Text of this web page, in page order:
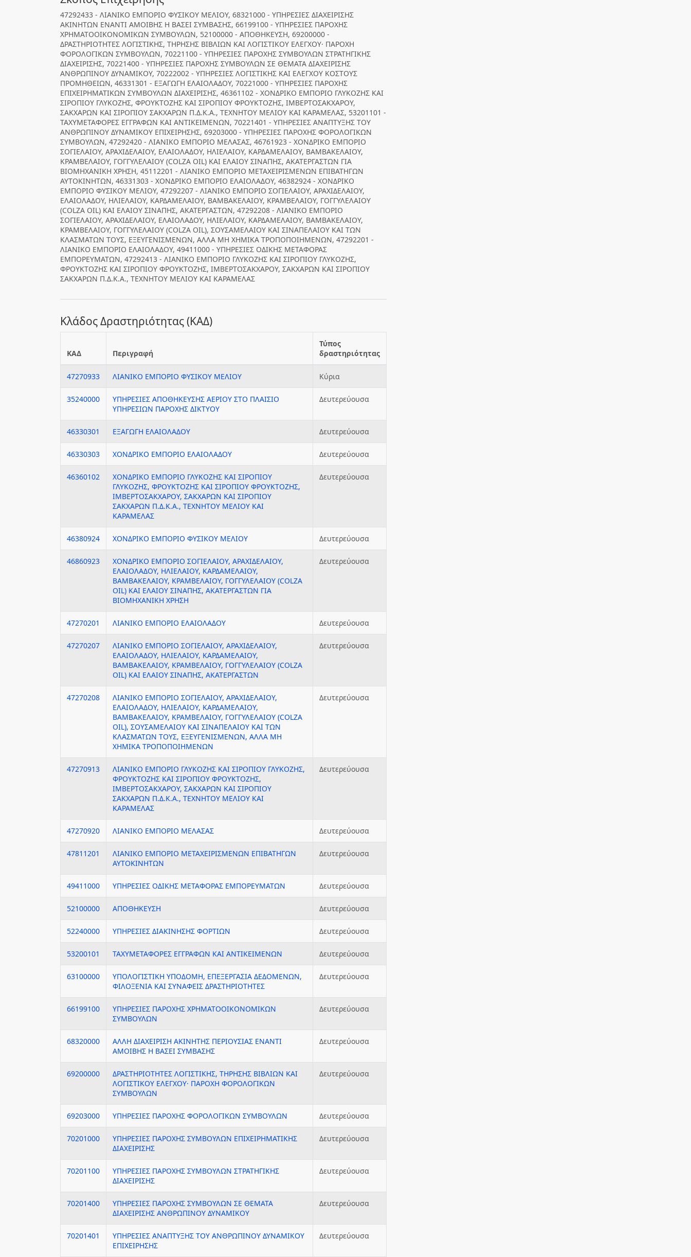
47292433 - ΛΙΑΝΙΚΟ ΕΜΠΟΡΙΟ ΦΥΣΙΚΟΥ ΜΕΛΙΟΥ, 68321000 - ΥΠΗΡΕΣΙΕΣ ΔΙΑΧΕΙΡΙΣΗΣ
ΑΚΙΝΗΤΩΝ ΕΝΑΝΤΙ ΑΜΟΙΒΗΣ Η ΒΑΣΕΙ ΣΥΜΒΑΣΗΣ, 66199100 - ΥΠΗΡΕΣΙΕΣ ΠΑΡΟΧΗΣ
ΧΡΗΜΑΤΟΟΙΚΟΝΟΜΙΚΩΝ ΣΥΜΒΟΥΛΩΝ, 52100000 - ΑΠΟΘΗΚΕΥΣΗ, 69200000 -
ΔΡΑΣΤΗΡΙΟΤΗΤΕΣ ΛΟΓΙΣΤΙΚΗΣ, ΤΗΡΗΣΗΣ ΒΙΒΛΙΩΝ ΚΑΙ ΛΟΓΙΣΤΙΚΟΥ ΕΛΕΓΧΟΥ· ΠΑΡΟΧΗ
ΦΟΡΟΛΟΓΙΚΩΝ ΣΥΜΒΟΥΛΩΝ, 70221100 - ΥΠΗΡΕΣΙΕΣ ΠΑΡΟΧΗΣ ΣΥΜΒΟΥΛΩΝ ΣΤΡΑΤΗΓΙΚΗΣ
ΔΙΑΧΕΙΡΙΣΗΣ, 70221400 - ΥΠΗΡΕΣΙΕΣ ΠΑΡΟΧΗΣ ΣΥΜΒΟΥΛΩΝ ΣΕ ΘΕΜΑΤΑ ΔΙΑΧΕΙΡΙΣΗΣ
ΑΝΘΡΩΠΙΝΟΥ ΔΥΝΑΜΙΚΟΥ, 70222002 - ΥΠΗΡΕΣΙΕΣ ΛΟΓΙΣΤΙΚΗΣ ΚΑΙ ΕΛΕΓΧΟΥ ΚΟΣΤΟΥΣ
ΠΡΟΜΗΘΕΙΩΝ, 46331301 - ΕΞΑΓΩΓΗ ΕΛΑΙΟΛΑΔΟΥ, 70221000 - ΥΠΗΡΕΣΙΕΣ ΠΑΡΟΧΗΣ
ΕΠΙΧΕΙΡΗΜΑΤΙΚΩΝ ΣΥΜΒΟΥΛΩΝ ΔΙΑΧΕΙΡΙΣΗΣ, 46361102 - ΧΟΝΔΡΙΚΟ ΕΜΠΟΡΙΟ ΓΛΥΚΟΖΗΣ ΚΑΙ
ΣΙΡΟΠΙΟΥ ΓΛΥΚΟΖΗΣ, ΦΡΟΥΚΤΟΖΗΣ ΚΑΙ ΣΙΡΟΠΙΟΥ ΦΡΟΥΚΤΟΖΗΣ, ΙΜΒΕΡΤΟΣΑΚΧΑΡΟΥ,
ΣΑΚΧΑΡΩΝ ΚΑΙ ΣΙΡΟΠΙΟΥ ΣΑΚΧΑΡΩΝ Π.Δ.Κ.Α., ΤΕΧΝΗΤΟΥ ΜΕΛΙΟΥ ΚΑΙ ΚΑΡΑΜΕΛΑΣ, 53201101 -
ΤΑΧΥΜΕΤΑΦΟΡΕΣ ΕΓΓΡΑΦΩΝ ΚΑΙ ΑΝΤΙΚΕΙΜΕΝΩΝ, 70221401 - ΥΠΗΡΕΣΙΕΣ ΑΝΑΠΤΥΞΗΣ ΤΟΥ
ΑΝΘΡΩΠΙΝΟΥ ΔΥΝΑΜΙΚΟΥ ΕΠΙΧΕΙΡΗΣΗΣ, 69203000 - ΥΠΗΡΕΣΙΕΣ ΠΑΡΟΧΗΣ ΦΟΡΟΛΟΓΙΚΩΝ
ΣΥΜΒΟΥΛΩΝ, 47292420 - ΛΙΑΝΙΚΟ ΕΜΠΟΡΙΟ ΜΕΛΑΣΑΣ, 46761923 - ΧΟΝΔΡΙΚΟ ΕΜΠΟΡΙΟ
ΣΟΓΙΕΛΑΙΟΥ, ΑΡΑΧΙΔΕΛΑΙΟΥ, ΕΛΑΙΟΛΑΔΟΥ, ΗΛΙΕΛΑΙΟΥ, ΚΑΡΔΑΜΕΛΑΙΟΥ, ΒΑΜΒΑΚΕΛΑΙΟΥ,
ΚΡΑΜΒΕΛΑΙΟΥ, ΓΟΓΓΥΛΕΛΑΙΟΥ (COLZA OIL) ΚΑΙ ΕΛΑΙΟΥ ΣΙΝΑΠΗΣ, ΑΚΑΤΕΡΓΑΣΤΩΝ ΓΙΑ
ΒΙΟΜΗΧΑΝΙΚΗ ΧΡΗΣΗ, 45112201 - ΛΙΑΝΙΚΟ ΕΜΠΟΡΙΟ ΜΕΤΑΧΕΙΡΙΣΜΕΝΩΝ ΕΠΙΒΑΤΗΓΩΝ
ΑΥΤΟΚΙΝΗΤΩΝ, 46331303 - ΧΟΝΔΡΙΚΟ ΕΜΠΟΡΙΟ ΕΛΑΙΟΛΑΔΟΥ, 46382924 - ΧΟΝΔΡΙΚΟ
ΕΜΠΟΡΙΟ ΦΥΣΙΚΟΥ ΜΕΛΙΟΥ, 47292207 - ΛΙΑΝΙΚΟ ΕΜΠΟΡΙΟ ΣΟΓΙΕΛΑΙΟΥ, ΑΡΑΧΙΔΕΛΑΙΟΥ,
ΕΛΑΙΟΛΑΔΟΥ, ΗΛΙΕΛΑΙΟΥ, ΚΑΡΔΑΜΕΛΑΙΟΥ, ΒΑΜΒΑΚΕΛΑΙΟΥ, ΚΡΑΜΒΕΛΑΙΟΥ, ΓΟΓΓΥΛΕΛΑΙΟΥ
(COLZA OIL) ΚΑΙ ΕΛΑΙΟΥ ΣΙΝΑΠΗΣ, ΑΚΑΤΕΡΓΑΣΤΩΝ, 47292208 - ΛΙΑΝΙΚΟ ΕΜΠΟΡΙΟ
ΣΟΓΙΕΛΑΙΟΥ, ΑΡΑΧΙΔΕΛΑΙΟΥ, ΕΛΑΙΟΛΑΔΟΥ, ΗΛΙΕΛΑΙΟΥ, ΚΑΡΔΑΜΕΛΑΙΟΥ, ΒΑΜΒΑΚΕΛΑΙΟΥ,
ΚΡΑΜΒΕΛΑΙΟΥ, ΓΟΓΓΥΛΕΛΑΙΟΥ (COLZA OIL), ΣΟΥΣΑΜΕΛΑΙΟΥ ΚΑΙ ΣΙΝΑΠΕΛΑΙΟΥ ΚΑΙ ΤΩΝ
ΚΛΑΣΜΑΤΩΝ ΤΟΥΣ, ΕΞΕΥΓΕΝΙΣΜΕΝΩΝ, ΑΛΛΑ ΜΗ ΧΗΜΙΚΑ ΤΡΟΠΟΠΟΙΗΜΕΝΩΝ, 47292201 -
ΛΙΑΝΙΚΟ ΕΜΠΟΡΙΟ ΕΛΑΙΟΛΑΔΟΥ, 49411000 - ΥΠΗΡΕΣΙΕΣ ΟΔΙΚΗΣ ΜΕΤΑΦΟΡΑΣ
ΕΜΠΟΡΕΥΜΑΤΩΝ, 47292413 - ΛΙΑΝΙΚΟ ΕΜΠΟΡΙΟ ΓΛΥΚΟΖΗΣ ΚΑΙ ΣΙΡΟΠΙΟΥ ΓΛΥΚΟΖΗΣ,
ΦΡΟΥΚΤΟΖΗΣ ΚΑΙ ΣΙΡΟΠΙΟΥ ΦΡΟΥΚΤΟΖΗΣ, ΙΜΒΕΡΤΟΣΑΚΧΑΡΟΥ, ΣΑΚΧΑΡΩΝ ΚΑΙ ΣΙΡΟΠΙΟΥ
ΣΑΚΧΑΡΩΝ Π.Δ.Κ.Α., ΤΕΧΝΗΤΟΥ ΜΕΛΙΟΥ ΚΑΙ ΚΑΡΑΜΕΛΑΣ
Κλάδος Δραστηριότητας (ΚΑΔ)
ΚΑΔ Περιγραφή
Τύπος
δραστηριότητας
47270933 ΛΙΑΝΙΚΟ ΕΜΠΟΡΙΟ ΦΥΣΙΚΟΥ ΜΕΛΙΟΥ Κύρια
35240000
ΥΠΗΡΕΣΙΕΣ ΑΠΟΘΗΚΕΥΣΗΣ ΑΕΡΙΟΥ ΣΤΟ ΠΛΑΙΣΙΟ
ΥΠΗΡΕΣΙΩΝ ΠΑΡΟΧΗΣ ΔΙΚΤΥΟΥ
Δευτερεύουσα
46330301 ΕΞΑΓΩΓΗ ΕΛΑΙΟΛΑΔΟΥ Δευτερεύουσα
46330303 ΧΟΝΔΡΙΚΟ ΕΜΠΟΡΙΟ ΕΛΑΙΟΛΑΔΟΥ Δευτερεύουσα
46360102
ΧΟΝΔΡΙΚΟ ΕΜΠΟΡΙΟ ΓΛΥΚΟΖΗΣ ΚΑΙ ΣΙΡΟΠΙΟΥ
ΓΛΥΚΟΖΗΣ, ΦΡΟΥΚΤΟΖΗΣ ΚΑΙ ΣΙΡΟΠΙΟΥ ΦΡΟΥΚΤΟΖΗΣ,
ΙΜΒΕΡΤΟΣΑΚΧΑΡΟΥ, ΣΑΚΧΑΡΩΝ ΚΑΙ ΣΙΡΟΠΙΟΥ
ΣΑΚΧΑΡΩΝ Π.Δ.Κ.Α., ΤΕΧΝΗΤΟΥ ΜΕΛΙΟΥ ΚΑΙ
ΚΑΡΑΜΕΛΑΣ
Δευτερεύουσα
46380924 ΧΟΝΔΡΙΚΟ ΕΜΠΟΡΙΟ ΦΥΣΙΚΟΥ ΜΕΛΙΟΥ Δευτερεύουσα
46860923
ΧΟΝΔΡΙΚΟ ΕΜΠΟΡΙΟ ΣΟΓΙΕΛΑΙΟΥ, ΑΡΑΧΙΔΕΛΑΙΟΥ,
ΕΛΑΙΟΛΑΔΟΥ, ΗΛΙΕΛΑΙΟΥ, ΚΑΡΔΑΜΕΛΑΙΟΥ,
ΒΑΜΒΑΚΕΛΑΙΟΥ, ΚΡΑΜΒΕΛΑΙΟΥ, ΓΟΓΓΥΛΕΛΑΙΟΥ (COLZA
OIL) ΚΑΙ ΕΛΑΙΟΥ ΣΙΝΑΠΗΣ, ΑΚΑΤΕΡΓΑΣΤΩΝ ΓΙΑ
ΒΙΟΜΗΧΑΝΙΚΗ ΧΡΗΣΗ
Δευτερεύουσα
47270201 ΛΙΑΝΙΚΟ ΕΜΠΟΡΙΟ ΕΛΑΙΟΛΑΔΟΥ Δευτερεύουσα
47270207
ΛΙΑΝΙΚΟ ΕΜΠΟΡΙΟ ΣΟΓΙΕΛΑΙΟΥ, ΑΡΑΧΙΔΕΛΑΙΟΥ,
ΕΛΑΙΟΛΑΔΟΥ, ΗΛΙΕΛΑΙΟΥ, ΚΑΡΔΑΜΕΛΑΙΟΥ,
ΒΑΜΒΑΚΕΛΑΙΟΥ, ΚΡΑΜΒΕΛΑΙΟΥ, ΓΟΓΓΥΛΕΛΑΙΟΥ (COLZA
OIL) ΚΑΙ ΕΛΑΙΟΥ ΣΙΝΑΠΗΣ, ΑΚΑΤΕΡΓΑΣΤΩΝ
Δευτερεύουσα
47270208
ΛΙΑΝΙΚΟ ΕΜΠΟΡΙΟ ΣΟΓΙΕΛΑΙΟΥ, ΑΡΑΧΙΔΕΛΑΙΟΥ,
ΕΛΑΙΟΛΑΔΟΥ, ΗΛΙΕΛΑΙΟΥ, ΚΑΡΔΑΜΕΛΑΙΟΥ,
ΒΑΜΒΑΚΕΛΑΙΟΥ, ΚΡΑΜΒΕΛΑΙΟΥ, ΓΟΓΓΥΛΕΛΑΙΟΥ (COLZA
OIL), ΣΟΥΣΑΜΕΛΑΙΟΥ ΚΑΙ ΣΙΝΑΠΕΛΑΙΟΥ ΚΑΙ ΤΩΝ
ΚΛΑΣΜΑΤΩΝ ΤΟΥΣ, ΕΞΕΥΓΕΝΙΣΜΕΝΩΝ, ΑΛΛΑ ΜΗ
ΧΗΜΙΚΑ ΤΡΟΠΟΠΟΙΗΜΕΝΩΝ
Δευτερεύουσα
47270913
ΛΙΑΝΙΚΟ ΕΜΠΟΡΙΟ ΓΛΥΚΟΖΗΣ ΚΑΙ ΣΙΡΟΠΙΟΥ ΓΛΥΚΟΖΗΣ,
ΦΡΟΥΚΤΟΖΗΣ ΚΑΙ ΣΙΡΟΠΙΟΥ ΦΡΟΥΚΤΟΖΗΣ,
ΙΜΒΕΡΤΟΣΑΚΧΑΡΟΥ, ΣΑΚΧΑΡΩΝ ΚΑΙ ΣΙΡΟΠΙΟΥ
ΣΑΚΧΑΡΩΝ Π.Δ.Κ.Α., ΤΕΧΝΗΤΟΥ ΜΕΛΙΟΥ ΚΑΙ
ΚΑΡΑΜΕΛΑΣ
Δευτερεύουσα
47270920 ΛΙΑΝΙΚΟ ΕΜΠΟΡΙΟ ΜΕΛΑΣΑΣ Δευτερεύουσα
47811201
ΛΙΑΝΙΚΟ ΕΜΠΟΡΙΟ ΜΕΤΑΧΕΙΡΙΣΜΕΝΩΝ ΕΠΙΒΑΤΗΓΩΝ
ΑΥΤΟΚΙΝΗΤΩΝ
Δευτερεύουσα
49411000 ΥΠΗΡΕΣΙΕΣ ΟΔΙΚΗΣ ΜΕΤΑΦΟΡΑΣ ΕΜΠΟΡΕΥΜΑΤΩΝ Δευτερεύουσα
52100000 ΑΠΟΘΗΚΕΥΣΗ Δευτερεύουσα
52240000 ΥΠΗΡΕΣΙΕΣ ΔΙΑΚΙΝΗΣΗΣ ΦΟΡΤΙΩΝ Δευτερεύουσα
53200101 ΤΑΧΥΜΕΤΑΦΟΡΕΣ ΕΓΓΡΑΦΩΝ ΚΑΙ ΑΝΤΙΚΕΙΜΕΝΩΝ Δευτερεύουσα
63100000
ΥΠΟΛΟΓΙΣΤΙΚΗ ΥΠΟΔΟΜΗ, ΕΠΕΞΕΡΓΑΣΙΑ ΔΕΔΟΜΕΝΩΝ,
ΦΙΛΟΞΕΝΙΑ ΚΑΙ ΣΥΝΑΦΕΙΣ ΔΡΑΣΤΗΡΙΟΤΗΤΕΣ
Δευτερεύουσα
66199100
ΥΠΗΡΕΣΙΕΣ ΠΑΡΟΧΗΣ ΧΡΗΜΑΤΟΟΙΚΟΝΟΜΙΚΩΝ
ΣΥΜΒΟΥΛΩΝ
Δευτερεύουσα
68320000
ΑΛΛΗ ΔΙΑΧΕΙΡΙΣΗ ΑΚΙΝΗΤΗΣ ΠΕΡΙΟΥΣΙΑΣ ΕΝΑΝΤΙ
ΑΜΟΙΒΗΣ Η ΒΑΣΕΙ ΣΥΜΒΑΣΗΣ
Δευτερεύουσα
69200000
ΔΡΑΣΤΗΡΙΟΤΗΤΕΣ ΛΟΓΙΣΤΙΚΗΣ, ΤΗΡΗΣΗΣ ΒΙΒΛΙΩΝ ΚΑΙ
ΛΟΓΙΣΤΙΚΟΥ ΕΛΕΓΧΟΥ· ΠΑΡΟΧΗ ΦΟΡΟΛΟΓΙΚΩΝ
ΣΥΜΒΟΥΛΩΝ
Δευτερεύουσα
69203000 ΥΠΗΡΕΣΙΕΣ ΠΑΡΟΧΗΣ ΦΟΡΟΛΟΓΙΚΩΝ ΣΥΜΒΟΥΛΩΝ Δευτερεύουσα
70201000
ΥΠΗΡΕΣΙΕΣ ΠΑΡΟΧΗΣ ΣΥΜΒΟΥΛΩΝ ΕΠΙΧΕΙΡΗΜΑΤΙΚΗΣ
ΔΙΑΧΕΙΡΙΣΗΣ
Δευτερεύουσα
70201100
ΥΠΗΡΕΣΙΕΣ ΠΑΡΟΧΗΣ ΣΥΜΒΟΥΛΩΝ ΣΤΡΑΤΗΓΙΚΗΣ
ΔΙΑΧΕΙΡΙΣΗΣ
Δευτερεύουσα
70201400
ΥΠΗΡΕΣΙΕΣ ΠΑΡΟΧΗΣ ΣΥΜΒΟΥΛΩΝ ΣΕ ΘΕΜΑΤΑ
ΔΙΑΧΕΙΡΙΣΗΣ ΑΝΘΡΩΠΙΝΟΥ ΔΥΝΑΜΙΚΟΥ
Δευτερεύουσα
70201401
ΥΠΗΡΕΣΙΕΣ ΑΝΑΠΤΥΞΗΣ ΤΟΥ ΑΝΘΡΩΠΙΝΟΥ ΔΥΝΑΜΙΚΟΥ
ΕΠΙΧΕΙΡΗΣΗΣ
Δευτερεύουσα